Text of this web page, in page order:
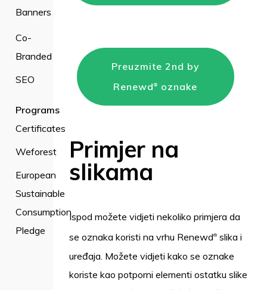
Banners
Co-
Branded
SEO
Programs
Certificates
Weforest
European
Sustainable
Consumption
Pledge
Preuzmite 2nd by
Renewd® oznake
Primjer na
slikama
Ispod možete vidjeti nekoliko primjera da
se oznaka koristi na vrhu Renewd®slika i
uređaja. Možete vidjeti kako se oznake
koriste kao potporni elementi ostatku slike